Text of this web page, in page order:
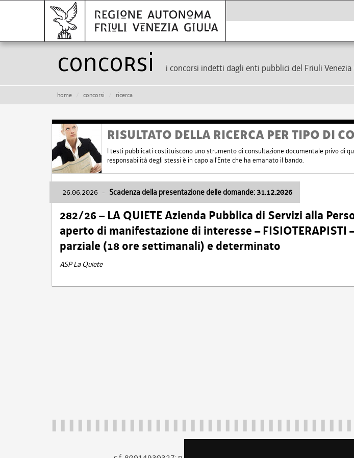
Concorsi i concorsi indetti dagli enti pubblici del Friuli Venezia
home concorsi ricerca
RISULTATO DELLA RICERCA PER TIPO DI
I testi pubblicati costituiscono uno strumento di consultazione documentale privo di
responsabilità degli stessi è in capo all'Ente che ha emanato il bando.
26.06.2026 - Scadenza della presentazione delle domande: 31.12.2026
282/26 – LA QUIETE Azienda Pubblica di Servizi alla
aperto di manifestazione di interesse – FISIOTERAPISTI
parziale (18 ore settimanali) e determinato
ASP La Quiete